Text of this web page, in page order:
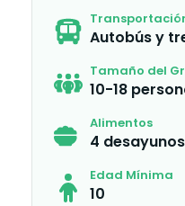
Autobús y
Tamaño del
10-18
Alimentos
4
Edad Mínima
10